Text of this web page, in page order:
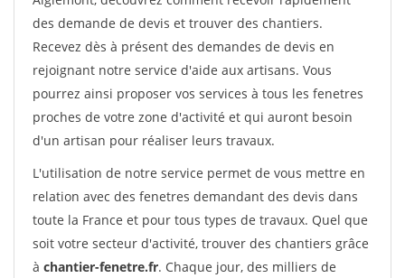
des demande de devis et trouver des chantiers.
Recevez dès à présent des demandes de devis en
rejoignant notre service d'aide aux artisans. Vous
pourrez ainsi proposer vos services à tous les fenetres
proches de votre zone d'activité et qui auront besoin
d'un artisan pour réaliser leurs travaux.
L'utilisation de notre service permet de vous mettre en
relation avec des fenetres demandant des devis dans
toute la France et pour tous types de travaux. Quel que
soit votre secteur d'activité, trouver des chantiers grâce
à chantier-fenetre.fr. Chaque jour, des milliers de